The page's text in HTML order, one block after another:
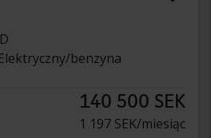
Elektryczny/benzyna
140 500 SEK
1 197 SEK/miesiąc